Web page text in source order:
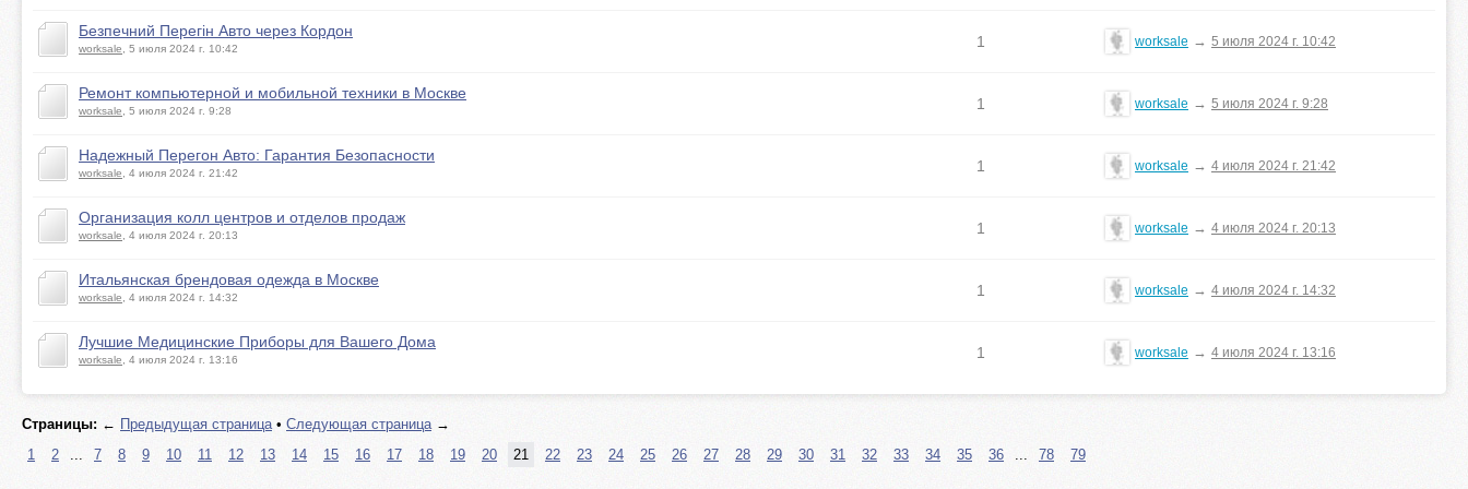
Безпечний Перегін Авто через Кордон
worksale , 5 июля 2024 г. 10:42 1 worksale → 5 июля 2024 г. 10:42
Ремонт компьютерной и мобильной техники в Москве
worksale , 5 июля 2024 г. 9:28 1 worksale → 5 июля 2024 г. 9:28
Надежный Перегон Авто: Гарантия Безопасности
worksale , 4 июля 2024 г. 21:42 1 worksale → 4 июля 2024 г. 21:42
Организация колл центров и отделов продаж
worksale , 4 июля 2024 г. 20:13 1 worksale → 4 июля 2024 г. 20:13
Итальянская брендовая одежда в Москве
worksale , 4 июля 2024 г. 14:32 1 worksale → 4 июля 2024 г. 14:32
Лучшие Медицинские Приборы для Вашего Дома
worksale , 4 июля 2024 г. 13:16 1 worksale → 4 июля 2024 г. 13:16
Страницы: ← Предыдущая страница• Следующая страница→
1
2 ... 7 8 9 10 11 12 13 14 15 16 17 18 19 20 21 22 23 24 25 26 27 28 29 30 31 32 33 34 35 36 ... 78 79